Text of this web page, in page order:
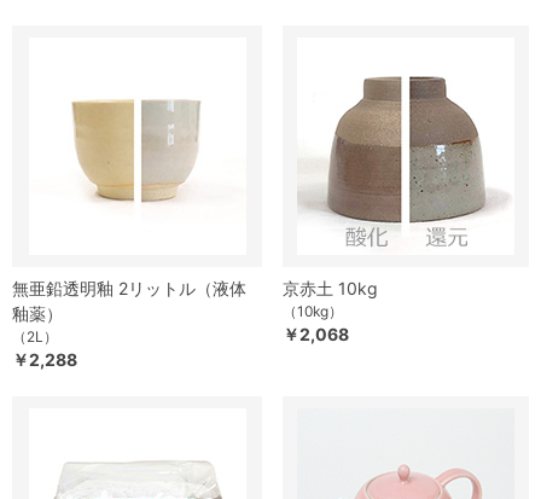
無亜鉛透明釉 2リットル（液体
釉薬）
（2L）
￥2,288
京赤土 10kg
（10kg）
￥2,068